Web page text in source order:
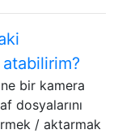
bir kamera
dosyalarını
/ aktarmak